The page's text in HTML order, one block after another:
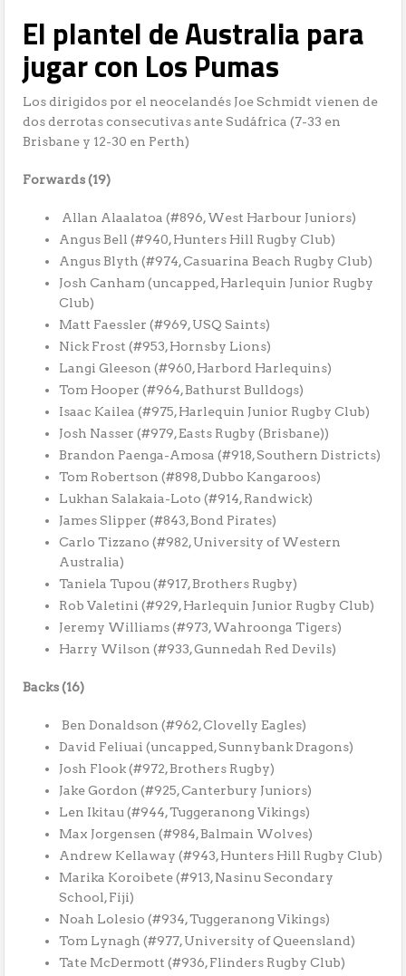
El plantel de Australia para
jugar con Los Pumas
Los dirigidos por el neocelandés Joe Schmidt vienen de
dos derrotas consecutivas ante Sudáfrica (7-33 en
Brisbane y 12-30 en Perth)
Forwards (19)
Allan Alaalatoa (#896, West Harbour Juniors)
Angus Bell (#940, Hunters Hill Rugby Club)
Angus Blyth (#974, Casuarina Beach Rugby Club)
Josh Canham (uncapped, Harlequin Junior Rugby
Club)
Matt Faessler (#969, USQ Saints)
Nick Frost (#953, Hornsby Lions)
Langi Gleeson (#960, Harbord Harlequins)
Tom Hooper (#964, Bathurst Bulldogs)
Isaac Kailea (#975, Harlequin Junior Rugby Club)
Josh Nasser (#979, Easts Rugby (Brisbane))
Brandon Paenga-Amosa (#918, Southern Districts)
Tom Robertson (#898, Dubbo Kangaroos)
Lukhan Salakaia-Loto (#914, Randwick)
James Slipper (#843, Bond Pirates)
Carlo Tizzano (#982, University of Western
Australia)
Taniela Tupou (#917, Brothers Rugby)
Rob Valetini (#929, Harlequin Junior Rugby Club)
Jeremy Williams (#973, Wahroonga Tigers)
Harry Wilson (#933, Gunnedah Red Devils)
Backs (16)
Ben Donaldson (#962, Clovelly Eagles)
David Feliuai (uncapped, Sunnybank Dragons)
Josh Flook (#972, Brothers Rugby)
Jake Gordon (#925, Canterbury Juniors)
Len Ikitau (#944, Tuggeranong Vikings)
Max Jorgensen (#984, Balmain Wolves)
Andrew Kellaway (#943, Hunters Hill Rugby Club)
Marika Koroibete (#913, Nasinu Secondary
School, Fiji)
Noah Lolesio (#934, Tuggeranong Vikings)
Tom Lynagh (#977, University of Queensland)
Tate McDermott (#936, Flinders Rugby Club)